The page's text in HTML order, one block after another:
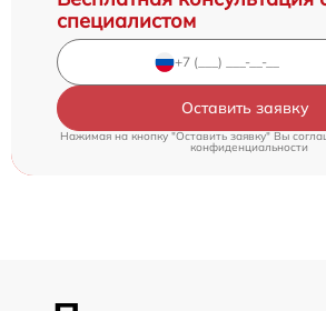
специалистом
Оставить заявку
Нажимая на кнопку "Оставить заявку" Вы
конфиденциальности